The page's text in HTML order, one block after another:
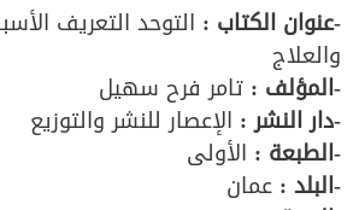
-عنوان الكتاب : التوحد التعريف
والعلاج
-المؤلف : تامر فرح سهيل
-دار النشر : الإعصار للنشر والتوزيع
-الطبعة : الأولى
-البلد : عمان